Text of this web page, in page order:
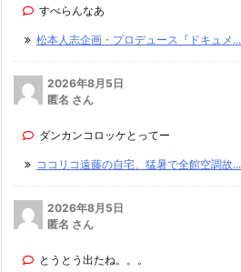
すべらんなあ
松本人志企画・プロデュース『ドキュメ...
2026年8月5日
匿名 さん
ダンカンコロッケとってー
ココリコ遠藤の自宅、猛暑で全館空調故...
2026年8月5日
匿名 さん
とうとう出たね。。。